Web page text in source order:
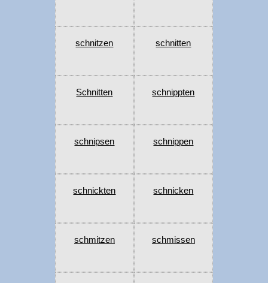
schnitzen schnitten
Schnitten schnippten
schnipsen schnippen
schnickten schnicken
schmitzen schmissen